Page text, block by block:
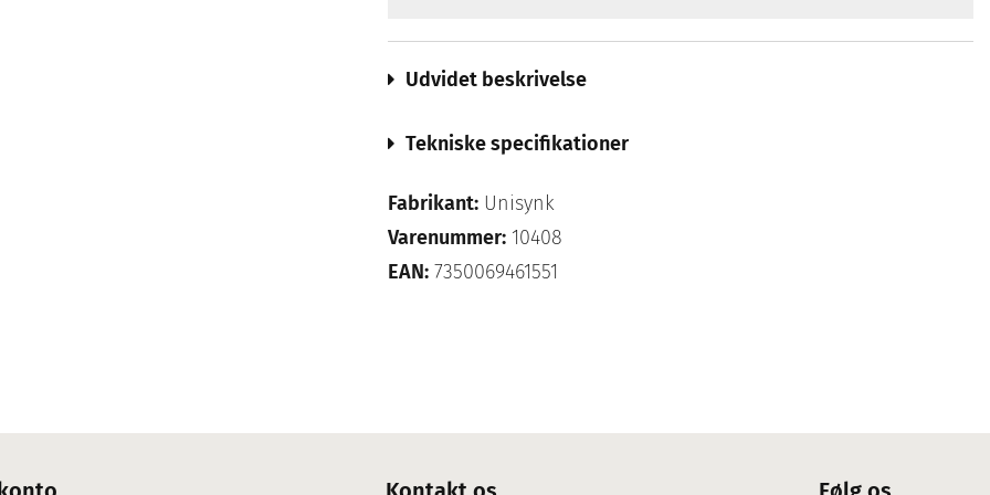
Udvidet beskrivelse
Tekniske specifikationer
Fabrikant: Unisynk
Varenummer: 10408
EAN: 7350069461551